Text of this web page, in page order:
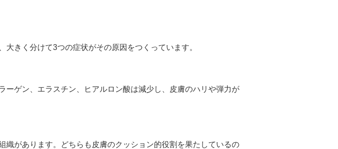
きく分けて3つの症状がその原因をつくっています。
ーゲン、エラスチン、ヒアルロン酸は減少し、皮膚のハリや弾力が
織があります。どちらも皮膚のクッション的役割を果たしているの